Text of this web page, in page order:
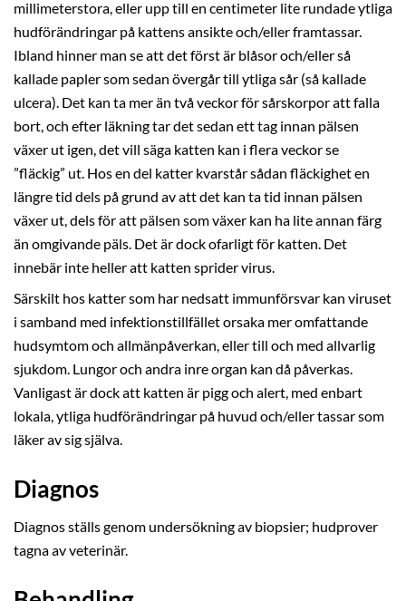
millimeterstora, eller upp till en centimeter lite rundade ytliga
hudförändringar på kattens ansikte och/eller framtassar.
Ibland hinner man se att det först är blåsor och/eller så
kallade papler som sedan övergår till ytliga sår (så kallade
ulcera). Det kan ta mer än två veckor för sårskorpor att falla
bort, och efter läkning tar det sedan ett tag innan pälsen
växer ut igen, det vill säga katten kan i flera veckor se
”fläckig” ut. Hos en del katter kvarstår sådan fläckighet en
längre tid dels på grund av att det kan ta tid innan pälsen
växer ut, dels för att pälsen som växer kan ha lite annan färg
än omgivande päls. Det är dock ofarligt för katten. Det
innebär inte heller att katten sprider virus.
Särskilt hos katter som har nedsatt immunförsvar kan viruset
i samband med infektionstillfället orsaka mer omfattande
hudsymtom och allmänpåverkan, eller till och med allvarlig
sjukdom. Lungor och andra inre organ kan då påverkas.
Vanligast är dock att katten är pigg och alert, med enbart
lokala, ytliga hudförändringar på huvud och/eller tassar som
läker av sig själva.
Diagnos
Diagnos ställs genom undersökning av biopsier; hudprover
tagna av veterinär.